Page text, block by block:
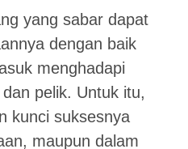
yang sabar dapat
dengan baik
menghadapi
pelik. Untuk itu,
kunci suksesnya
maupun dalam